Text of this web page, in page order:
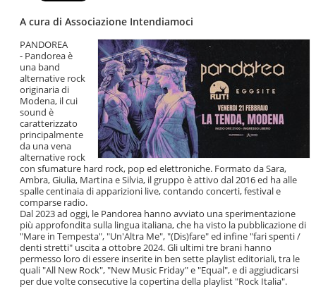
A cura di Associazione Intendiamoci
PANDOREA
- Pandorea è
una band
alternative rock
originaria di
Modena, il cui
sound è
caratterizzato
principalmente
da una vena
alternative rock
con sfumature hard rock, pop ed elettroniche. Formato da Sara,
Ambra, Giulia, Martina e Silvia, il gruppo è attivo dal 2016 ed ha alle
spalle centinaia di apparizioni live, contando concerti, festival e
comparse radio.
Dal 2023 ad oggi, le Pandorea hanno avviato una sperimentazione
più approfondita sulla lingua italiana, che ha visto la pubblicazione di
"Mare in Tempesta", "Un'Altra Me", "(Dis)fare" ed infine "fari spenti /
denti stretti" uscita a ottobre 2024. Gli ultimi tre brani hanno
permesso loro di essere inserite in ben sette playlist editoriali, tra le
quali "All New Rock", "New Music Friday" e "Equal", e di aggiudicarsi
per due volte consecutive la copertina della playlist "Rock Italia".